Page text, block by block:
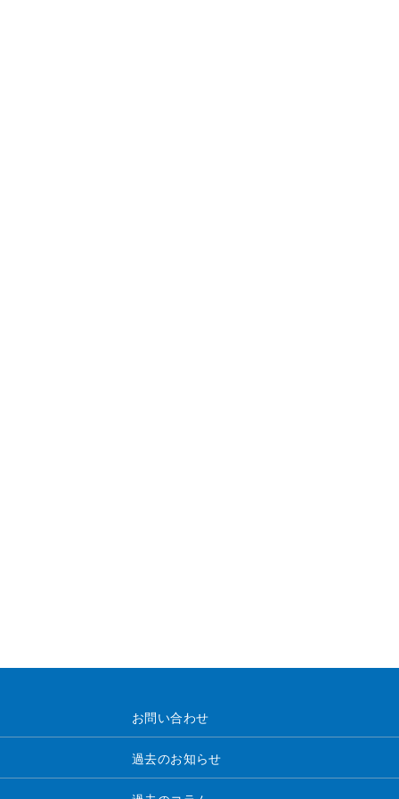
お問い合わせ
過去のお知らせ